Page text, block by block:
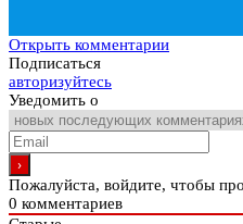
Открыть комментарии
Подписаться
авторизуйтесь
Уведомить о
Пожалуйста, войдите, чтобы
0 комментариев